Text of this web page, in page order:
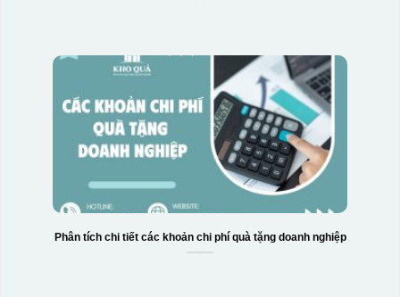
Phân tích chi tiết các khoản chi phí quà tặng doanh nghiệp